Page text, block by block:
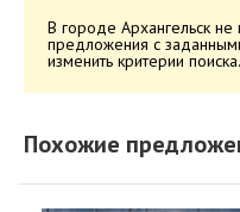
В городе Архангельск
предложения с
изменить критерии поиска.
Похожие